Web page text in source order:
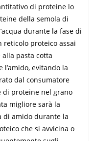
di proteine lo
della semola di
durante la fase di
reticolo proteico assai
pasta cotta
evitando la
dal consumatore
di proteine nel grano
migliore sarà la
di amido durante la
che si avvicina o